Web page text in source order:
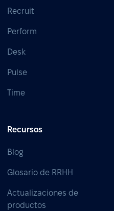
Recruit
Perform
Desk
Pulse
Time
Recursos
Blog
Glosario de RRHH
Actualizaciones de
productos